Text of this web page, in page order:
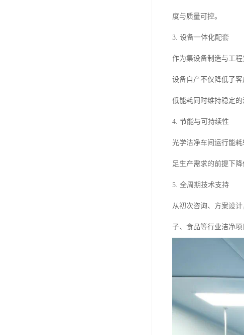
度与质量可控。
3. 设备一体化配套
作为集设备制造与工
设备自产不仅降低了
低能耗同时维持稳定的
4. 节能与可持续性
光学洁净车间运行能
足生产需求的前提下
5. 全周期技术支持
从初次咨询、方案设
子、食品等行业洁净